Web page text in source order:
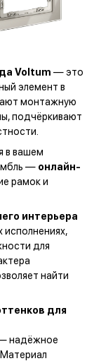
Voltum — это
элемент в
монтажную
подчёркивают
в вашем
— онлайн-
рамок и
интерьера
исполнениях,
для
найти
для
надёжное